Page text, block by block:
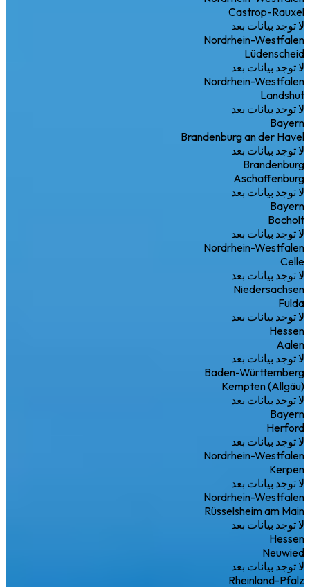
Castrop-Rauxel
لا توجد بيانات بعد
Nordrhein-Westfalen
Lüdenscheid
لا توجد بيانات بعد
Nordrhein-Westfalen
Landshut
لا توجد بيانات بعد
Bayern
Brandenburg an der Havel
لا توجد بيانات بعد
Brandenburg
Aschaffenburg
لا توجد بيانات بعد
Bayern
Bocholt
لا توجد بيانات بعد
Nordrhein-Westfalen
Celle
لا توجد بيانات بعد
Niedersachsen
Fulda
لا توجد بيانات بعد
Hessen
Aalen
لا توجد بيانات بعد
Baden-Württemberg
Kempten (Allgäu)
لا توجد بيانات بعد
Bayern
Herford
لا توجد بيانات بعد
Nordrhein-Westfalen
Kerpen
لا توجد بيانات بعد
Nordrhein-Westfalen
Rüsselsheim am Main
لا توجد بيانات بعد
Hessen
Neuwied
لا توجد بيانات بعد
Rheinland-Pfalz